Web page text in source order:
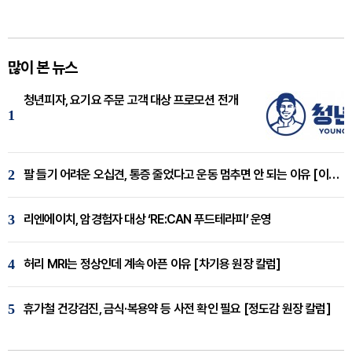
많이 본 뉴스
1
청년피자, 요기요 주문 고객 대상 프로모션 전개
2 팔 들기 어려운 오십견, 통증 줄었다고 운동 멈추면 안 되는 이유 [이병욱 원장 칼럼]
3 리엔에이치, 암경험자 대상 ‘RE:CAN 푸드테라피’ 운영
4 허리 MRI는 정상인데 계속 아픈 이유 [차기용 원장 칼럼]
5 휴가철 건강검진, 금식·복용약 등 사전 확인 필요 [정도감 원장 칼럼]